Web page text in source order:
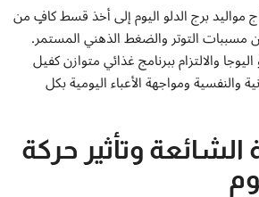
مواليد برج الدلو اليوم إلى أخذ قسط كافٍ من
عن مسببات التوتر والضغط الذهني المستمر.
والالتزام ببرنامج غذائي متوازن كفيل
والنفسية ومواجهة الأعباء اليومية بكل
الشائعة وتأثير حركة